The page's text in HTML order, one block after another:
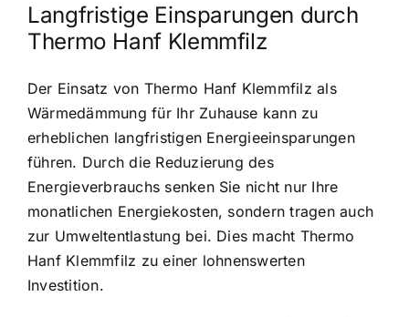
Langfristige Einsparungen durch
Thermo Hanf Klemmfilz
Der Einsatz von Thermo Hanf Klemmfilz als
Wärmedämmung für Ihr Zuhause kann zu
erheblichen langfristigen Energieeinsparungen
führen. Durch die Reduzierung des
Energieverbrauchs senken Sie nicht nur Ihre
monatlichen Energiekosten, sondern tragen auch
zur Umweltentlastung bei. Dies macht Thermo
Hanf Klemmfilz zu einer lohnenswerten
Investition.